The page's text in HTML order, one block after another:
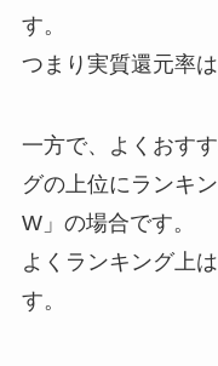
す。
つまり実質還元率は
一方で、よくおす
グの上位にランキ
W」の場合です。
よくランキング上
す。